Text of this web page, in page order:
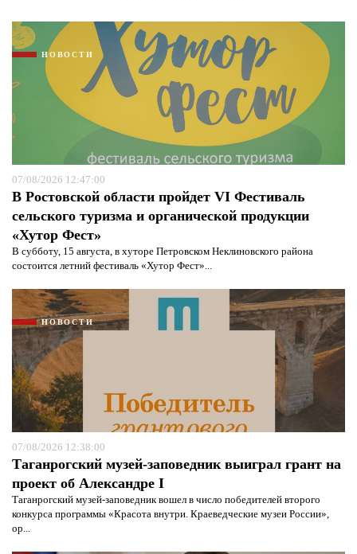
НОВОСТИ
07/08/2026 12:47:00
В Ростовской области пройдет VI Фестиваль
сельского туризма и органической продукции
«Хутор Фест»
В субботу, 15 августа, в хуторе Петровском Неклиновского района
состоится летний фестиваль «Хутор Фест»...
НОВОСТИ
07/08/2026 12:38:00
Таганрогский музей-заповедник выиграл грант на
проект об Александре I
Таганрогский музей-заповедник вошел в число победителей второго
конкурса программы «Красота внутри. Краеведческие музеи России»,
ор...